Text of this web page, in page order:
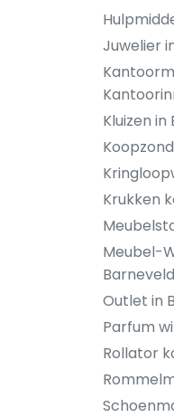
Juwelier
Kluizen
Krukken
Meubel-
Barneveld
Outlet in
Parfum
Rollator